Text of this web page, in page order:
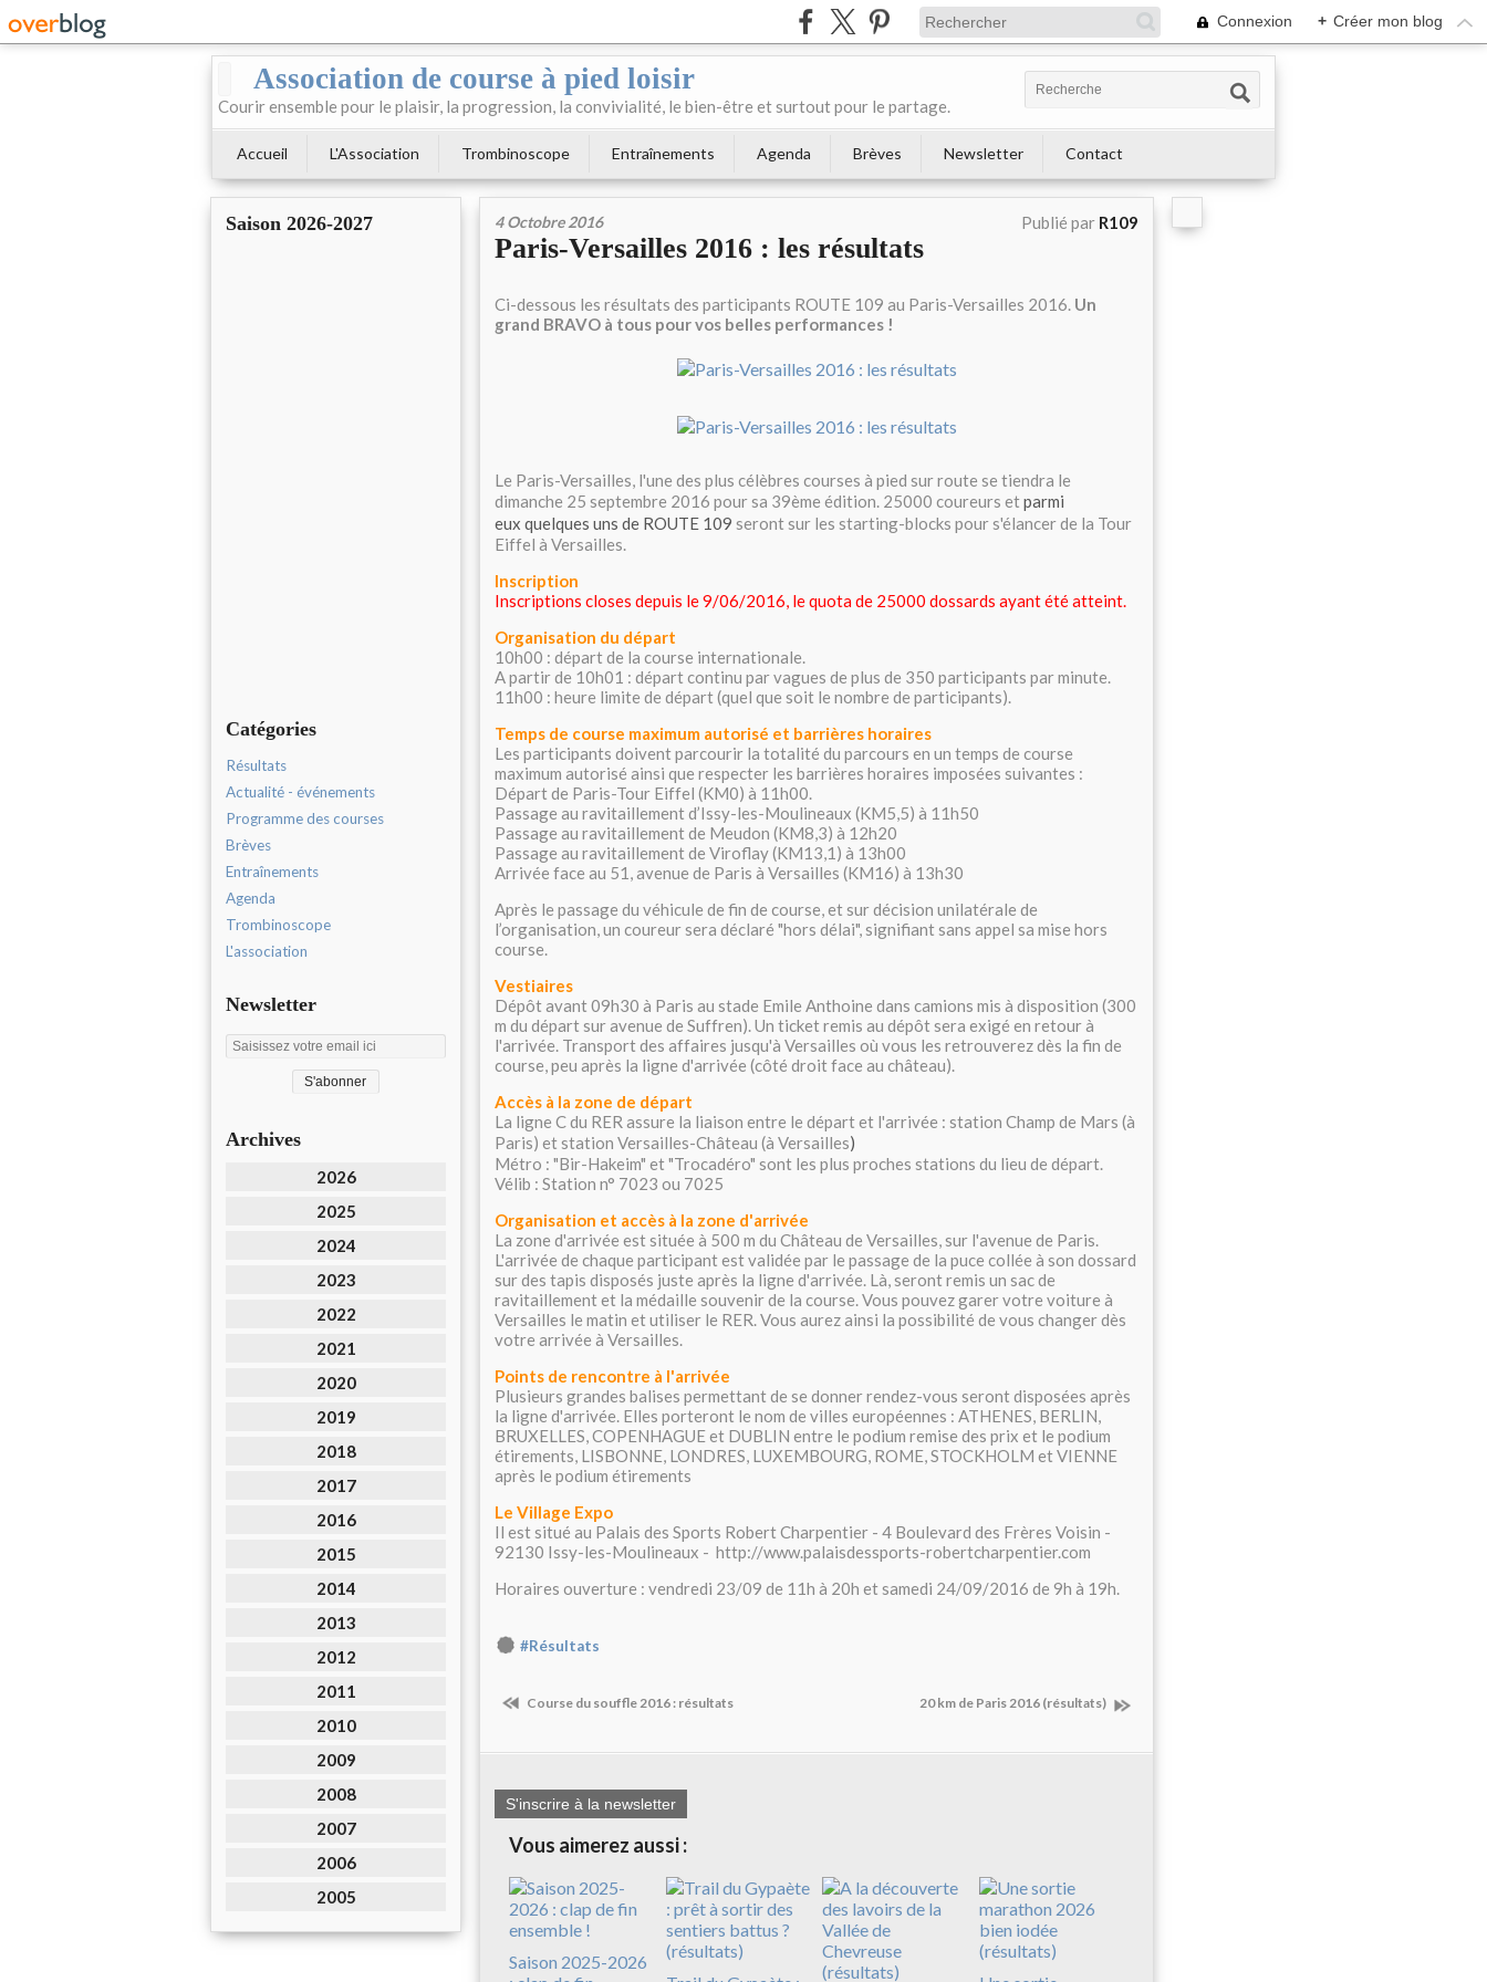
Connexion + Créer mon blog
Association de course à pied loisir
Courir ensemble pour le plaisir, la progression, la convivialité, le bien-être et surtout pour le partage.
Accueil L'Association Trombinoscope Entraînements Agenda Brèves Newsletter Contact
Saison 2026-2027
Catégories
Résultats
Actualité - événements
Programme des courses
Brèves
Entraînements
Agenda
Trombinoscope
L'association
Newsletter
Archives
2026
2025
2024
2023
2022
2021
2020
2019
2018
2017
2016
2015
2014
2013
2012
2011
2010
2009
2008
2007
2006
2005
4 Octobre 2016 Publié par R109
Paris-Versailles 2016 : les résultats
Ci-dessous les résultats des participants ROUTE 109 au Paris-Versailles 2016. Un
grand BRAVO à tous pour vos belles performances !
Le Paris-Versailles, l'une des plus célèbres courses à pied sur route se tiendra le
dimanche 25 septembre 2016 pour sa 39ème édition. 25000 coureurs etparmi
eux quelques uns de ROUTE 109 seront sur les starting-blocks pour s'élancer de la Tour
Eiffel à Versailles.
Inscription
Inscriptions closes depuis le 9/06/2016, le quota de 25000 dossards ayant été atteint.
Organisation du départ
10h00 : départ de la course internationale.
A partir de 10h01 : départ continu par vagues de plus de 350 participants par minute.
11h00 : heure limite de départ (quel que soit le nombre de participants).
Temps de course maximum autorisé et barrières horaires
Les participants doivent parcourir la totalité du parcours en un temps de course
maximum autorisé ainsi que respecter les barrières horaires imposées suivantes :
Départ de Paris-Tour Eiffel (KM0) à 11h00.
Passage au ravitaillement d’Issy-les-Moulineaux (KM5,5) à 11h50
Passage au ravitaillement de Meudon (KM8,3) à 12h20
Passage au ravitaillement de Viroflay (KM13,1) à 13h00
Arrivée face au 51, avenue de Paris à Versailles (KM16) à 13h30
Après le passage du véhicule de fin de course, et sur décision unilatérale de
l’organisation, un coureur sera déclaré "hors délai", signifiant sans appel sa mise hors
course.
Vestiaires
Dépôt avant 09h30 à Paris au stade Emile Anthoine dans camions mis à disposition (300
m du départ sur avenue de Suffren). Un ticket remis au dépôt sera exigé en retour à
l'arrivée. Transport des affaires jusqu'à Versailles où vous les retrouverez dès la fin de
course, peu après la ligne d'arrivée (côté droit face au château).
Accès à la zone de départ
La ligne C du RER assure la liaison entre le départ et l'arrivée : station Champ de Mars (à
Paris) etstation Versailles-Château (à Versailles)
Métro : "Bir-Hakeim" et "Trocadéro" sont les plus proches stations du lieu de départ.
Vélib : Station n° 7023 ou 7025
Organisation et accès à la zone d'arrivée
La zone d'arrivée est située à 500 m du Château de Versailles, sur l'avenue de Paris.
L'arrivée de chaque participant est validée par le passage de la puce collée à son dossard
sur des tapis disposés juste après la ligne d'arrivée. Là, seront remis un sac de
ravitaillement et la médaille souvenir de la course. Vous pouvez garer votre voiture à
Versailles le matin et utiliser le RER. Vous aurez ainsi la possibilité de vous changer dès
votre arrivée à Versailles.
Points de rencontre à l'arrivée
Plusieurs grandes balises permettant de se donner rendez-vous seront disposées après
la ligne d'arrivée. Elles porteront le nom de villes européennes : ATHENES, BERLIN,
BRUXELLES, COPENHAGUE et DUBLIN entre le podium remise des prix et le podium
étirements, LISBONNE, LONDRES, LUXEMBOURG, ROME, STOCKHOLM et VIENNE
après le podium étirements
Le Village Expo
Il est situé au Palais des Sports Robert Charpentier - 4 Boulevard des Frères Voisin -
92130 Issy-les-Moulineaux - http://www.palaisdessports-robertcharpentier.com
​Horaires ouverture : vendredi 23/09 de 11h à 20h et samedi 24/09/2016 de 9h à 19h.
#Résultats
Course du souffle 2016 : résultats 20 km de Paris 2016 (résultats)
S'inscrire à la newsletter
Vous aimerez aussi :
Saison 2025-2026